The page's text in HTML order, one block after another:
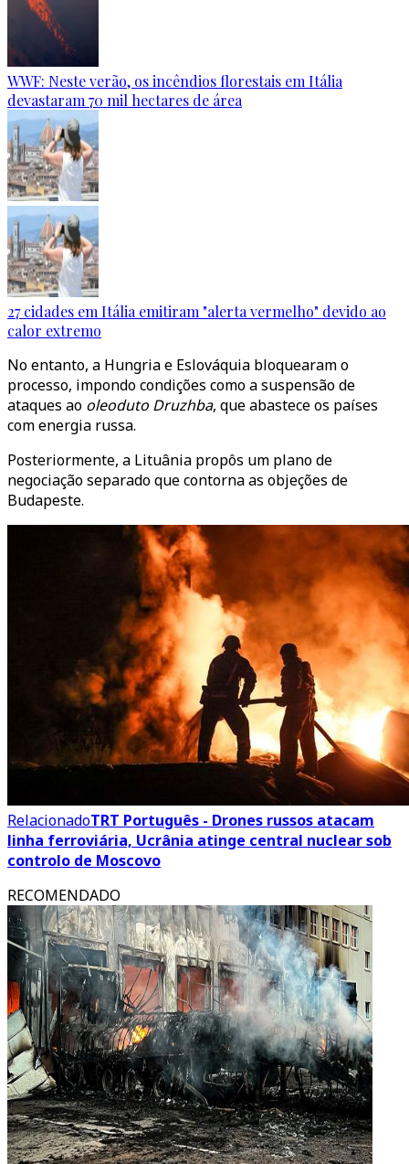
WWF: Neste verão, os incêndios florestais em Itália
devastaram 70 mil hectares de área
27 cidades em Itália emitiram "alerta vermelho" devido ao
calor extremo
No entanto, a Hungria e Eslováquia bloquearam o
processo, impondo condições como a suspensão de
ataques ao oleoduto Druzhba, que abastece os países
com energia russa.
Posteriormente, a Lituânia propôs um plano de
negociação separado que contorna as objeções de
Budapeste.
RelacionadoTRT Português - Drones russos atacam
linha ferroviária, Ucrânia atinge central nuclear sob
controlo de Moscovo
RECOMENDADO